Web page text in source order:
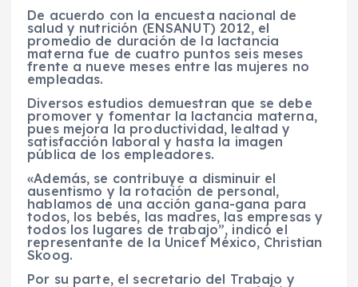
De acuerdo con la encuesta nacional de
salud y nutrición (ENSANUT) 2012, el
promedio de duración de la lactancia
materna fue de cuatro puntos seis meses
frente a nueve meses entre las mujeres no
empleadas.
Diversos estudios demuestran que se debe
promover y fomentar la lactancia materna,
pues mejora la productividad, lealtad y
satisfacción laboral y hasta la imagen
pública de los empleadores.
«Además, se contribuye a disminuir el
ausentismo y la rotación de personal,
hablamos de una acción gana-gana para
todos, los bebés, las madres, las empresas y
todos los lugares de trabajo”, indicó el
representante de la Unicef México, Christian
Skoog.
Por su parte, el secretario del Trabajo y